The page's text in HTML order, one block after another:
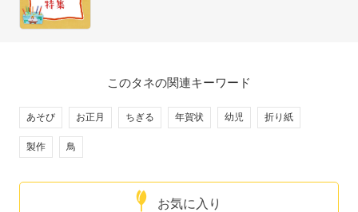
お気に入り
このタネの関連キーワード
あそび お正月 ちぎる 年賀状 幼児 折り紙
製作 鳥